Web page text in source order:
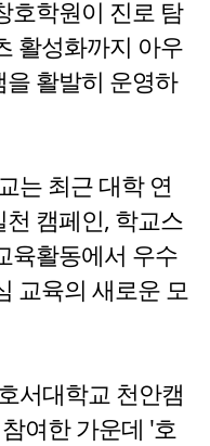
호학원이 진로 탐
활성화까지 아우
활발히 운영하
는 최근 대학 연
캠페인, 학교스
육활동에서 우수
교육의 새로운 모
서대학교 천안캠
여한 가운데 '호